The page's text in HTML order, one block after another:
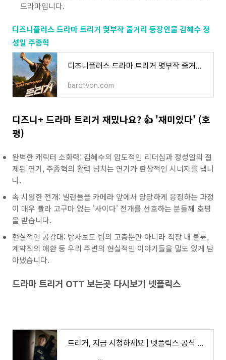
드라마입니다.
디즈니플러스 드라마 트리거 몇부작 줄거리 등장인물 김혜수 정
성일 주종혁
디즈니플러스 드라마 트리거 몇부작 줄거리 등장인물 김혜수 정성일 주종혁
barotvon.com
디즈니+ 드라마 트리거 재밌나요? 👍 '재미있다' (호
평)
완벽한 캐릭터 소화력: 김혜수의 압도적인 리더십과 정성일의 절
제된 연기, 주종혁의 활력 넘치는 연기가 환상적인 시너지를 냅니
다.
속 시원한 전개: 빌런들을 카메라 앞에서 당당하게 응징하는 과정
이 매우 빨라 고구마 없는 '사이다' 전개를 선호하는 분들께 호평
을 받습니다.
현실적인 공감대: 탐사보도 팀의 고충뿐만 아니라 직장 내 불륜,
계약직의 애환 등 우리 주변의 현실적인 이야기들을 밀도 있게 담
아냈습니다.
드라마 트리거 OTT 보는곳 다시보기 넷플릭스
트리거, 지금 시청하세요 | 넷플릭스 공식 사이트